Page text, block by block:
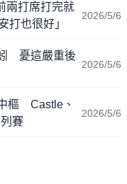
兩打席打完就
打也很好」
2026/5/6
憂這嚴重後
2026/5/6
樞 Castle、
賽
2026/5/6